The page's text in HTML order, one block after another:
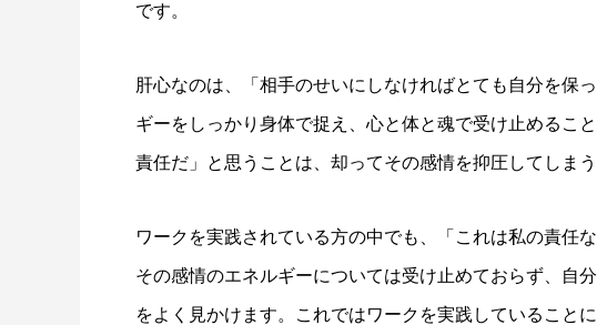
です。
肝心なのは、「相手のせいにしなければとても自分を保
ギーをしっかり身体で捉え、心と体と魂で受け止めるこ
責任だ」と思うことは、却ってその感情を抑圧してしまう
ワークを実践されている方の中でも、「これは私の責任
その感情のエネルギーについては受け止めておらず、自
をよく見かけます。これではワークを実践していることに